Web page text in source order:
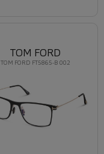
TOM FORD FT5865-B 002
TOM FORD